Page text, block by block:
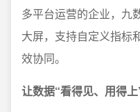
多平台运营的企业，九
大屏，支持自定义指标
效协同。
让数据“看得见、用得